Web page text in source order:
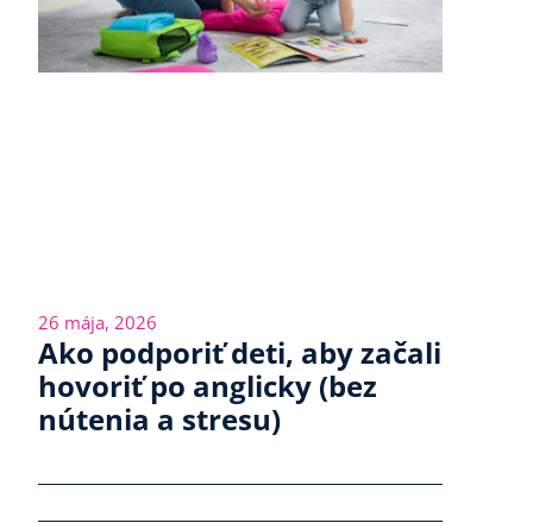
26 mája, 2026
Ako podporiť deti, aby začali
hovoriť po anglicky (bez
nútenia a stresu)